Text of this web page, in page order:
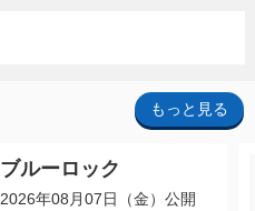
もっと見る
ブルーロック
2026年08月07日（金）公開